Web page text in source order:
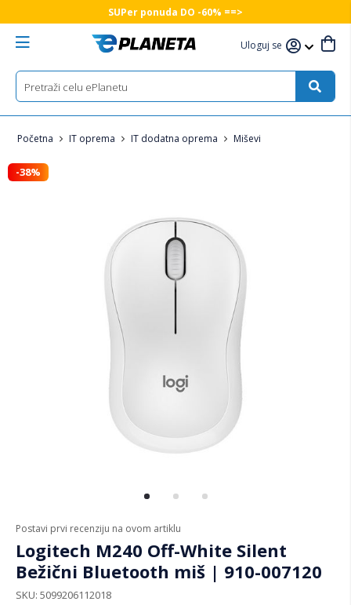
SUPer ponuda DO -60% ==>
Uloguj se
Početna IT oprema IT dodatna oprema Miševi
Postavi prvi recenziju na ovom artiklu
Logitech M240 Off-White Silent
Bežični Bluetooth miš | 910-007120
SKU 5099206112018
-38%